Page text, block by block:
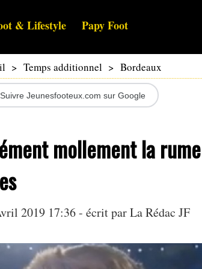
& Lifestyle Papy Foot
> Temps additionnel > Bordeaux
Suivre Jeunesfooteux.com sur Google
mollement la
2019 17:36 - écrit par La Rédac JF